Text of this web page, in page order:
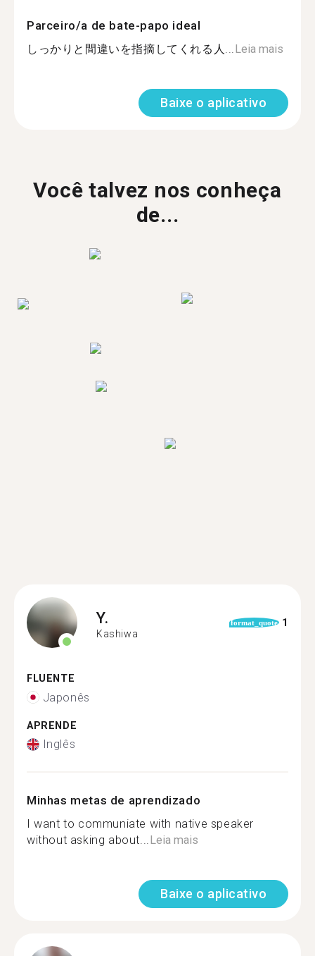
Parceiro/a de bate-papo ideal
しっかりと間違いを指摘してくれる人...Leia mais
Baixe o aplicativo
Você talvez nos conheça
de...
Y.
Kashiwa
format_quote 1
FLUENTE
Japonês
APRENDE
Inglês
Minhas metas de aprendizado
I want to communiate with native speaker
without asking about...Leia mais
Baixe o aplicativo